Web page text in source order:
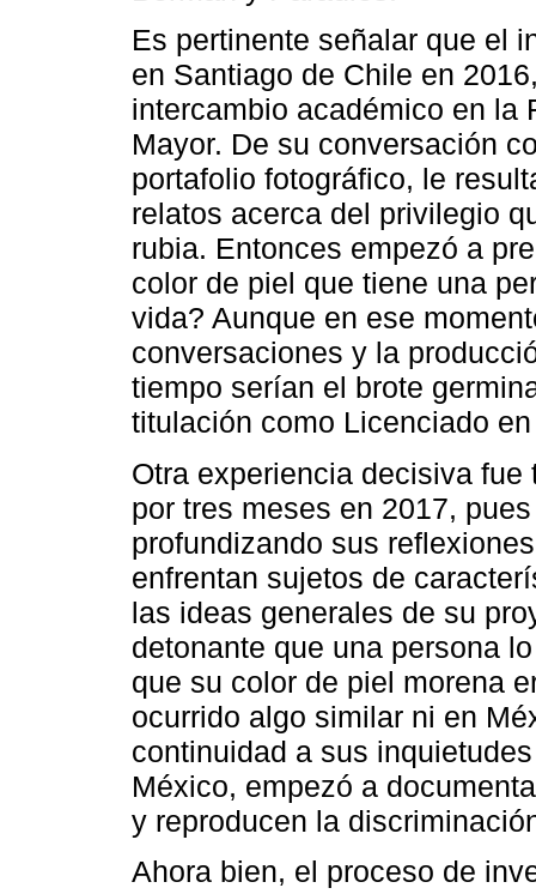
Es pertinente señalar que el
en Santiago de Chile en
intercambio académico en la
Mayor. De su conversación
portafolio fotográfico, le
relatos acerca del privilegio
rubia. Entonces empezó a
color de piel que tiene una
vida? Aunque en ese
conversaciones y la
tiempo serían el brote
titulación como Licenciado
Otra experiencia decisiva
por tres meses en 2017,
profundizando sus
enfrentan sujetos de
las ideas generales de su
detonante que una persona
que su color de piel morena
ocurrido algo similar ni en
continuidad a sus
México, empezó a
y reproducen la
Ahora bien, el proceso de